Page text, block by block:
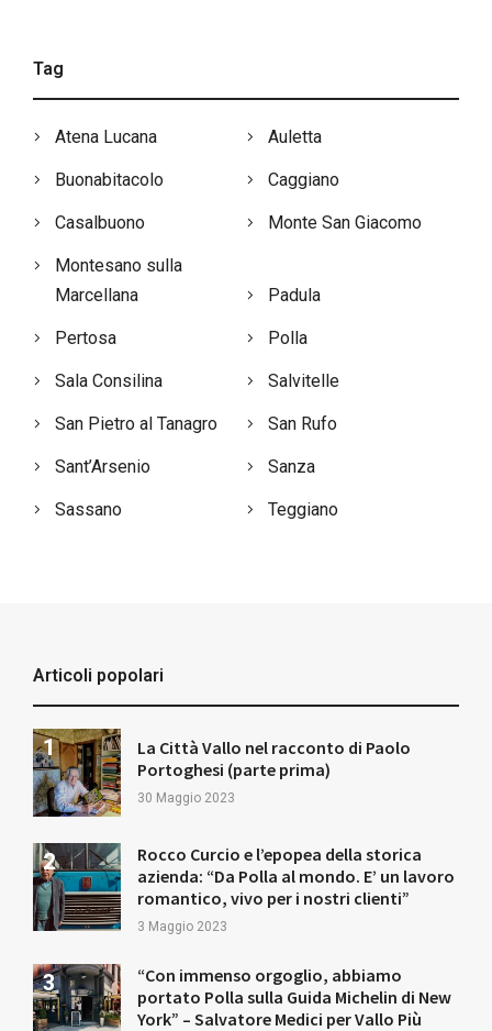
Tag
Atena Lucana Auletta
Buonabitacolo Caggiano
Casalbuono Monte San Giacomo
Montesano sulla
Marcellana
Padula
Pertosa Polla
Sala Consilina Salvitelle
San Pietro al Tanagro San Rufo
Sant’Arsenio Sanza
Sassano Teggiano
Articoli popolari
La Città Vallo nel racconto di Paolo
Portoghesi (parte prima)
30 Maggio 2023
Rocco Curcio e l’epopea della storica
azienda: “Da Polla al mondo. E’ un lavoro
romantico, vivo per i nostri clienti”
3 Maggio 2023
“Con immenso orgoglio, abbiamo
portato Polla sulla Guida Michelin di New
York” – Salvatore Medici per Vallo Più